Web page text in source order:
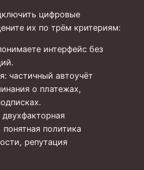
цифровые
их по трём критериям:
интерфейс без
частичный автоучёт
о платежах,
политика
репутация